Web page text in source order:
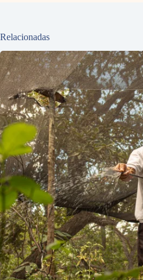
Relacionadas